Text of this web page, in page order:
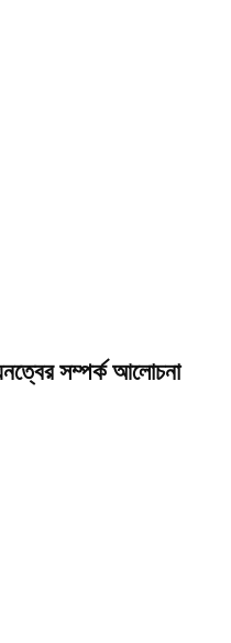
সম্পর্ক আলোচনা